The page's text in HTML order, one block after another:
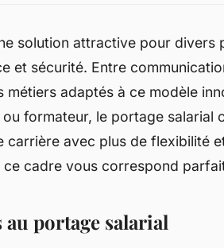
solution attractive pour divers
et sécurité. Entre
adaptés à ce modèle
formateur, le portage salarial
carrière avec plus de flexibilité
cadre vous correspond
portage salarial